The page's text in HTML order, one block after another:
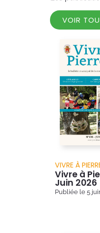
VOIR
VIVRE À
Vivre à
Juin 2026
Publiée le 5